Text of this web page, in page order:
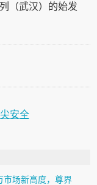
（武汉）的始发
安全
市场新高度，尊界